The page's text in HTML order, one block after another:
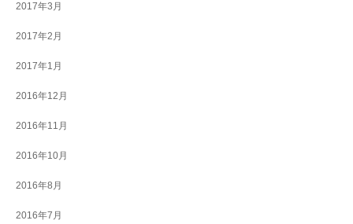
2017年3月
2017年2月
2017年1月
2016年12月
2016年11月
2016年10月
2016年8月
2016年7月